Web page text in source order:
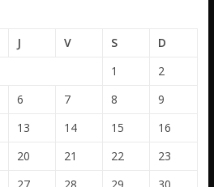
J V S
D
1
2
6 7 8
9
13 14 15
16
20 21 22
23